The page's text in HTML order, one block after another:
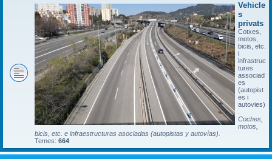
Vehicle
s
privats
Cotxes,
motos,
bicis, etc.
i
infrastruc
tures
associad
es
(autopist
es i
autovies)
Coches,
motos,
bicis, etc. e infraestructuras asociadas (autopistas y autovías).
Temes: 664